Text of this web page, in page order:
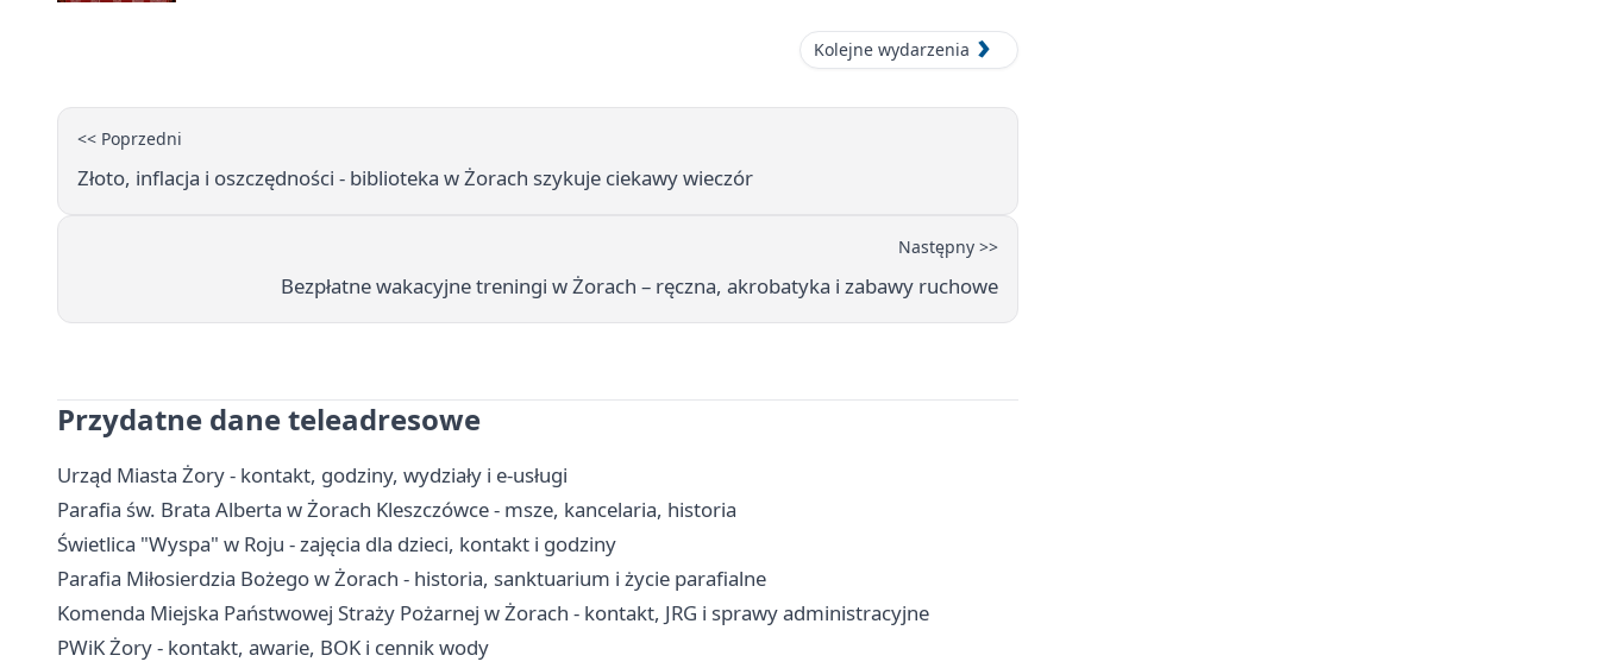
Kolejne wydarzenia
<< Poprzedni
Złoto, inflacja i oszczędności - biblioteka w Żorach szykuje ciekawy wieczór
Następny >>
Bezpłatne wakacyjne treningi w Żorach – ręczna, akrobatyka i zabawy ruchowe
Przydatne dane teleadresowe
Urząd Miasta Żory - kontakt, godziny, wydziały i e-usługi
Parafia św. Brata Alberta w Żorach Kleszczówce - msze, kancelaria, historia
Świetlica "Wyspa" w Roju - zajęcia dla dzieci, kontakt i godziny
Parafia Miłosierdzia Bożego w Żorach - historia, sanktuarium i życie parafialne
Komenda Miejska Państwowej Straży Pożarnej w Żorach - kontakt, JRG i sprawy administracyjne
PWiK Żory - kontakt, awarie, BOK i cennik wody